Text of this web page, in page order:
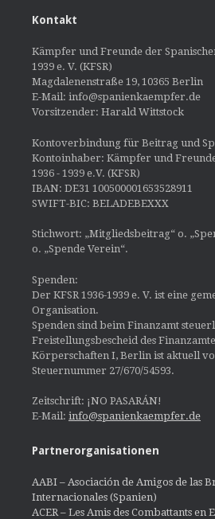
Kontakt
Kämpfer und Freunde der
1939 e. V. (KFSR)
Magdalenenstraße 19, 10365 Berlin
E-Mail: info@spanienkaempfer.de
Vorsitzender: Harald Wittstock
Kontoverbindung für Beitrag und
Kontoinhaber: Kämpfer und
1936 - 1939 e.V. (KFSR)
IBAN: DE31 100500001653528911
SWIFT-BIC: BELADEBEXXX
Stichwort: „Mitgliedsbeitrag“ o.
o. „Spende Verein“.
Spenden:
Der KFSR 1936-1939 e. V. ist eine
Organisation.
Spenden sind beim Finanzamt
Freistellungsbescheid des
Körperschaften I, Berlin ist aktuell
Steuernummer 27/670/54593.
Zeitschrift: ¡NO PASARÁN!
E-Mail: info@spanienkaempfer.de
Partnerorganisationen
AABI – Asociación de Amigos de las
Internacionales (Spanien)
ACER – Les Amis des Combattants en